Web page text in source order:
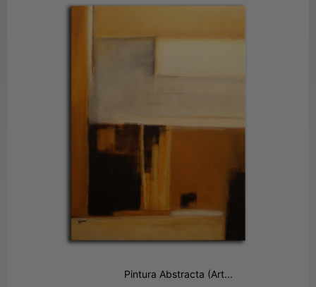
Pintura Abstracta (Art...